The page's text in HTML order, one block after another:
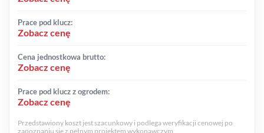
Prace pod klucz:
Zobacz cenę
Cena jednostkowa brutto:
Zobacz cenę
Prace pod klucz z ogrodem:
Zobacz cenę
Przedstawiony koszt jest szacunkowy i podlega weryfikacji cenowej po
zapoznaniu się z pełnym projektem wykonawczym